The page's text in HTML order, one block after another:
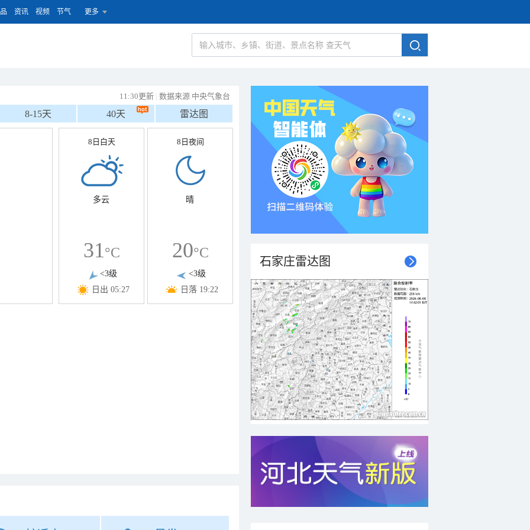
资讯 视频 节气 更多
11:30更新 | 数据来源 中央气象台
8-15天 40天 雷达图
8日白天
多云
31°C
<3级
日出 05:27
8日夜间
晴
20°C
<3级
日落 19:22
石家庄雷达图